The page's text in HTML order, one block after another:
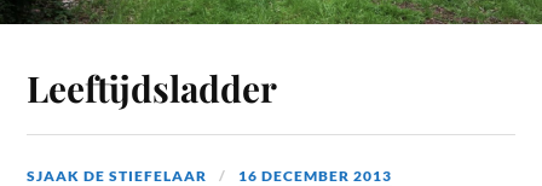
Leeftijdsladder
SJAAK DE STIEFELAAR 16 DECEMBER 2013